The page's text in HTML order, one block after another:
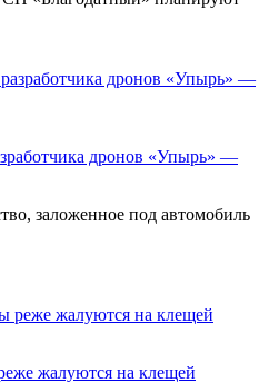
дронов «Упырь» —
заложенное под автомобиль
жалуются на клещей